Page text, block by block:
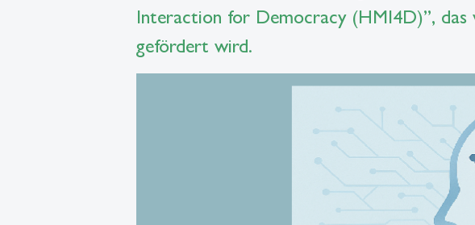
Interaction for Democracy (HMI4D)”,
gefördert wird.